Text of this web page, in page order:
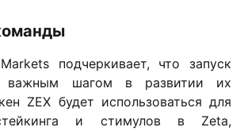
подчеркивает, что запуск
важным шагом в развитии их
ZEX будет использоваться для
и стимулов в Zeta,